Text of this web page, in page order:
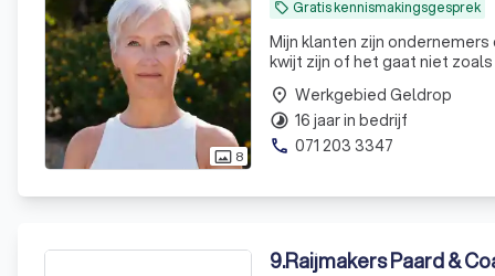
photo_size_select_actual 8
local_offer Gratis kennismakingsgesprek
Mijn klanten zijn
kwijt zijn of het gaat niet
place Werkgebied Geldrop
timelapse 16 jaar in bedrijf
phone 071 203 3347
9.Raijmakers Paard &